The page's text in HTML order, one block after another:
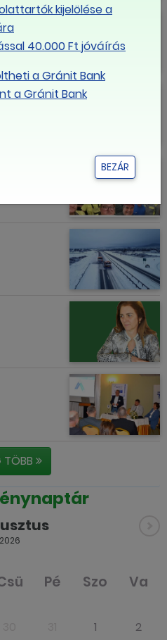
kapnak a
TÖBB
2026
Pé Szo Va
1 2
kijelölése a
40.000 Ft jóváírás
a Gránit Bank
a Gránit Bank
BEZÁR